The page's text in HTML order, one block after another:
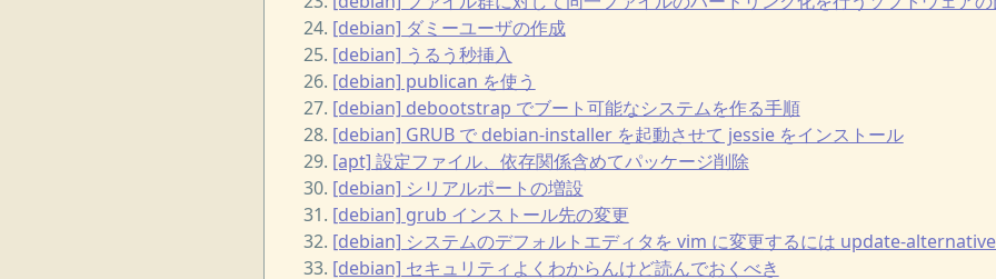
[debian] ダミーユーザの作成
[debian] うるう秒挿入
[debian] publican を使う
[debian] debootstrap でブート可能なシステムを作る手順
[debian] GRUB で debian-installer を起動させて jessie をインストール
[apt] 設定ファイル、依存関係含めてパッケージ削除
[debian] シリアルポートの増設
[debian] grub インストール先の変更
[debian] システムのデフォルトエディタを vim に変更するには update-
[debian] セキュリティよくわからんけど読んでおくべき